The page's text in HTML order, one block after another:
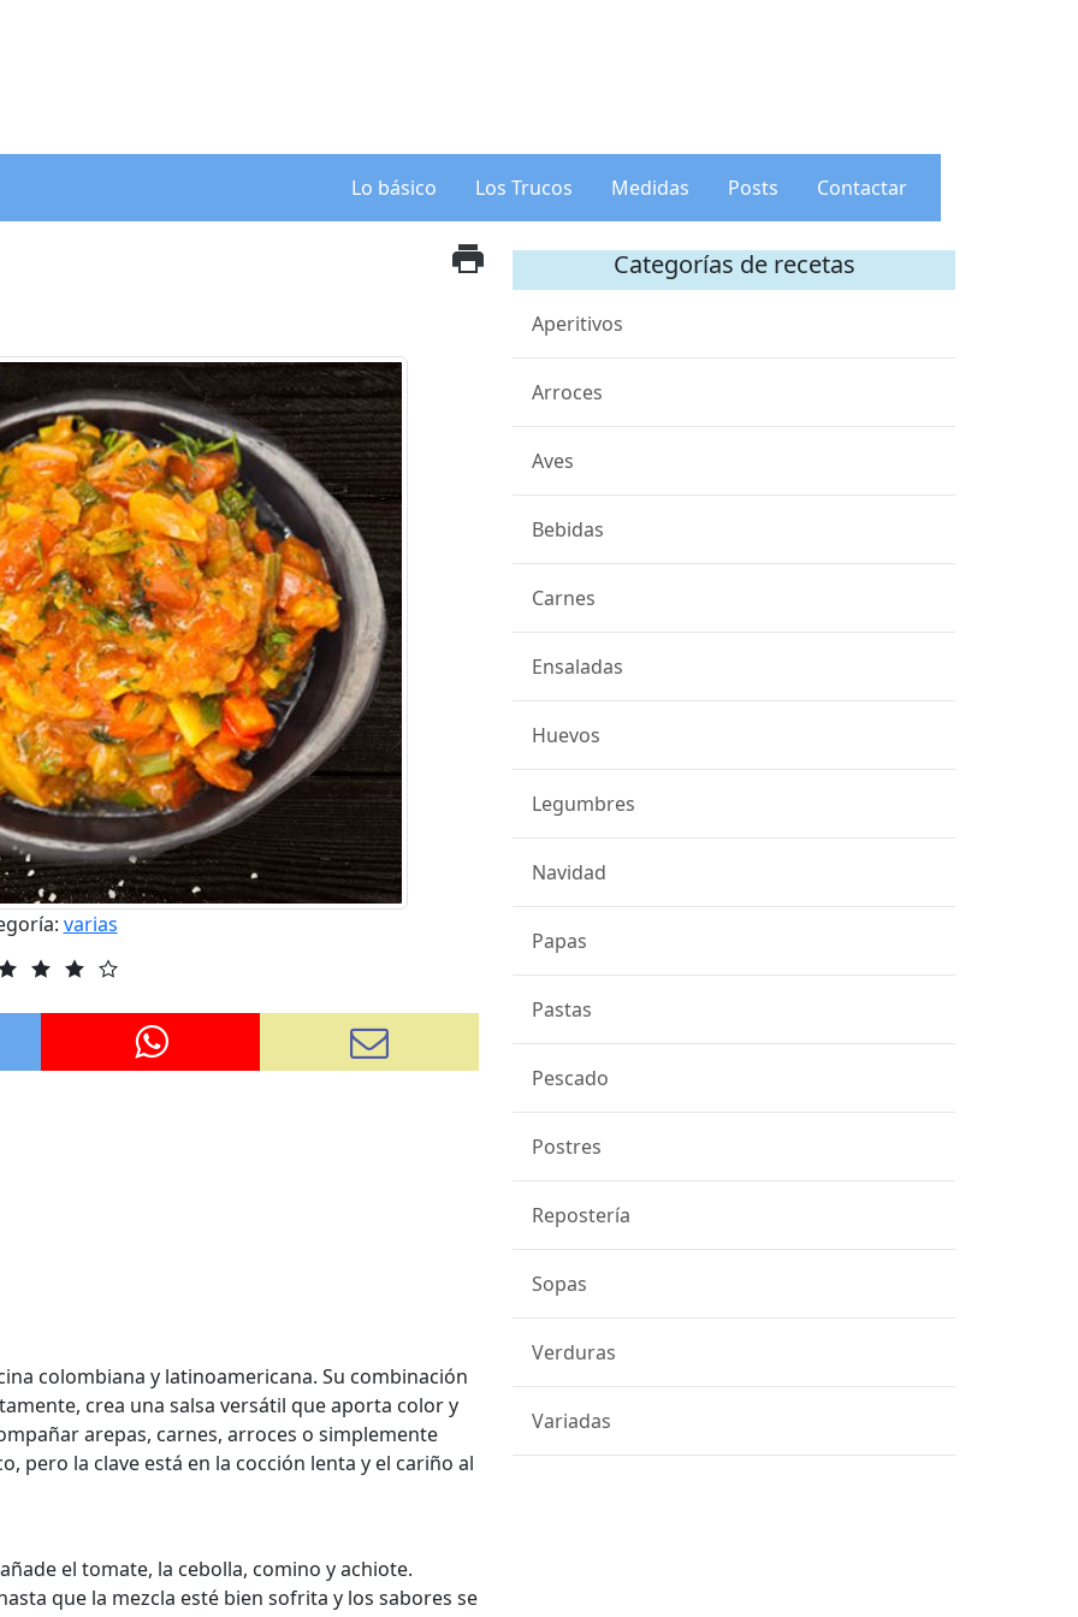
Lo básico Los Trucos Medidas Posts Contactar
varias
colombiana y latinoamericana. Su combinación
crea una salsa versátil que aporta color y
arepas, carnes, arroces o simplemente
pero la clave está en la cocción lenta y el cariño al
el tomate, la cebolla, comino y achiote.
que la mezcla esté bien sofrita y los sabores se
Categorías de recetas
Aperitivos
Arroces
Aves
Bebidas
Carnes
Ensaladas
Huevos
Legumbres
Navidad
Papas
Pastas
Pescado
Postres
Repostería
Sopas
Verduras
Variadas